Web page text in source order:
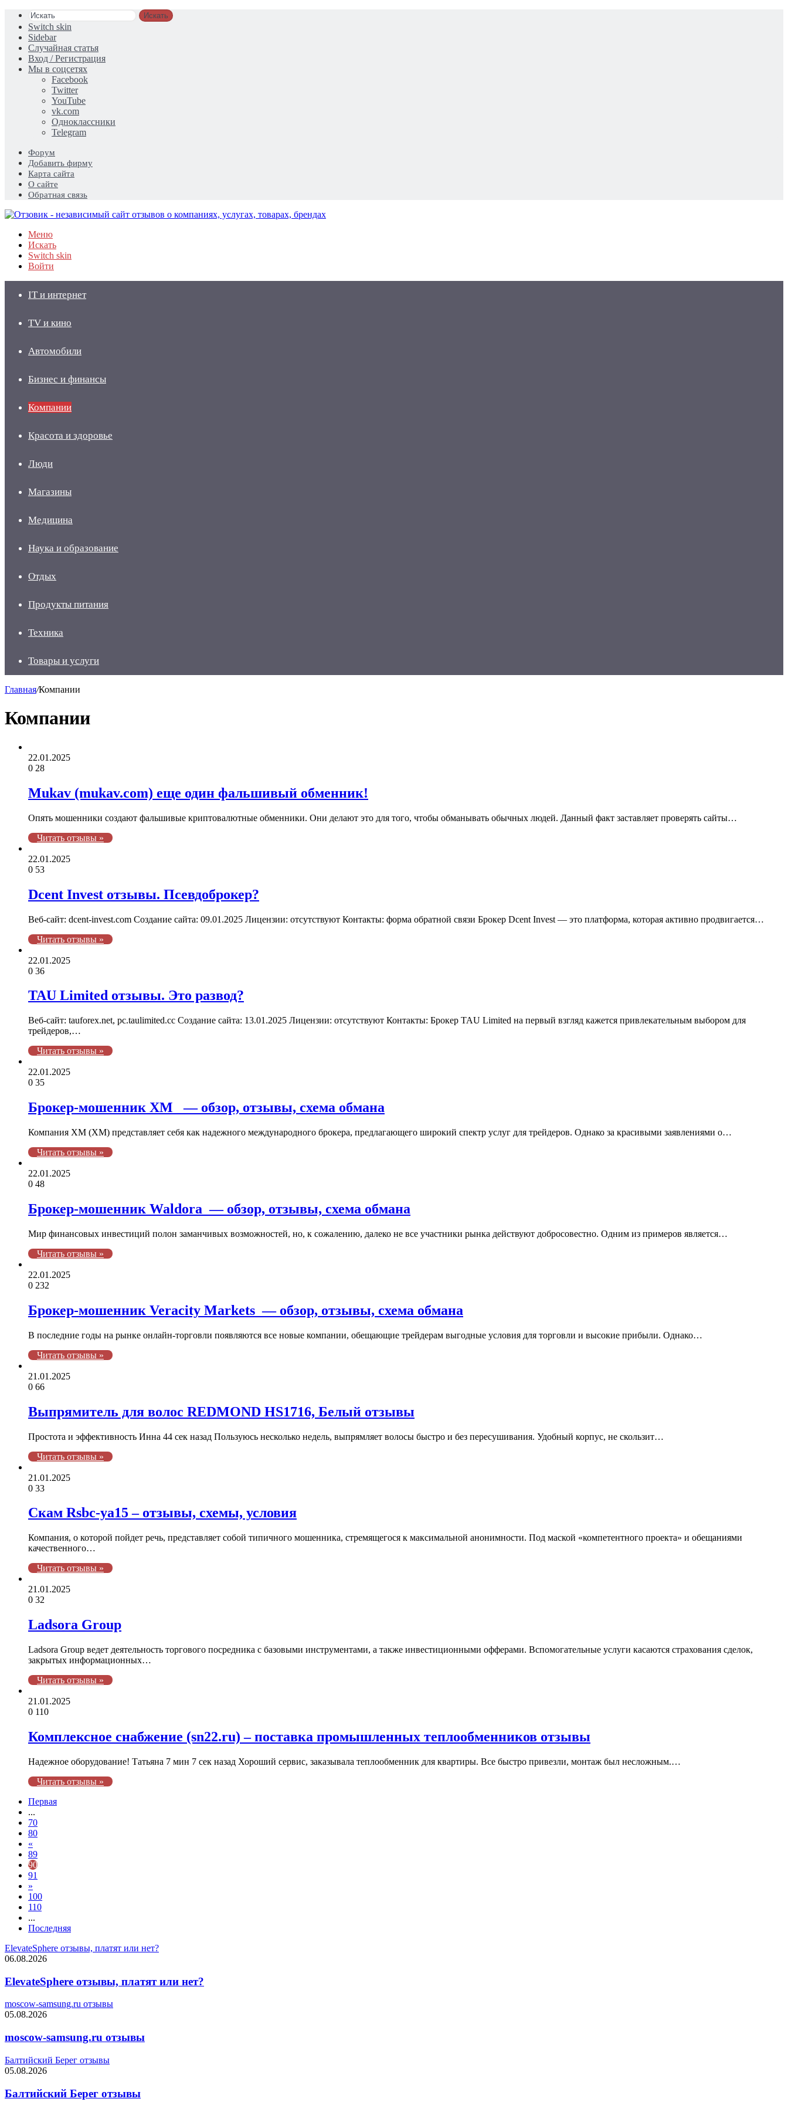
Искать
Switch skin
Sidebar
Случайная статья
Вход / Регистрация
Мы в соцсетях
Facebook
Twitter
YouTube
vk.com
Одноклассники
Telegram
Форум
Добавить фирму
Карта сайта
О сайте
Обратная связь
Меню
Искать
Switch skin
Войти
IT и интернет
TV и кино
Автомобили
Бизнес и финансы
Компании
Красота и здоровье
Люди
Магазины
Медицина
Наука и образование
Отдых
Продукты питания
Техника
Товары и услуги
Главная/Компании
Компании
22.01.2025
0 28
Mukav (mukav.com) еще один фальшивый обменник!
Опять мошенники создают фальшивые криптовалютные обменники. Они делают это для того, чтобы обманывать обычных людей. Данный факт заставляет проверять сайты…
Читать отзывы »
22.01.2025
0 53
Dcent Invest отзывы. Псевдоброкер?
Веб-сайт: dcent-invest.com Создание сайта: 09.01.2025 Лицензии: отсутствуют Контакты: форма обратной связи Брокер Dcent Invest — это платформа, которая активно продвигается…
Читать отзывы »
22.01.2025
0 36
TAU Limited отзывы. Это развод?
Веб-сайт: tauforex.net, pc.taulimited.cc Создание сайта: 13.01.2025 Лицензии: отсутствуют Контакты: Брокер TAU Limited на первый взгляд кажется привлекательным выбором для
трейдеров,…
Читать отзывы »
22.01.2025
0 35
Брокер-мошенник XM — обзор, отзывы, схема обмана
Компания XM (ХМ) представляет себя как надежного международного брокера, предлагающего широкий спектр услуг для трейдеров. Однако за красивыми заявлениями о…
Читать отзывы »
22.01.2025
0 48
Брокер-мошенник Waldora — обзор, отзывы, схема обмана
Мир финансовых инвестиций полон заманчивых возможностей, но, к сожалению, далеко не все участники рынка действуют добросовестно. Одним из примеров является…
Читать отзывы »
22.01.2025
0 232
Брокер-мошенник Veracity Markets — обзор, отзывы, схема обмана
В последние годы на рынке онлайн-торговли появляются все новые компании, обещающие трейдерам выгодные условия для торговли и высокие прибыли. Однако…
Читать отзывы »
21.01.2025
0 66
Выпрямитель для волос REDMOND HS1716, Белый отзывы
Простота и эффективность Инна 44 сек назад Пользуюсь несколько недель, выпрямляет волосы быстро и без пересушивания. Удобный корпус, не скользит…
Читать отзывы »
21.01.2025
0 33
Скам Rsbc-ya15 – отзывы, схемы, условия
Компания, о которой пойдет речь, представляет собой типичного мошенника, стремящегося к максимальной анонимности. Под маской «компетентного проекта» и обещаниями
качественного…
Читать отзывы »
21.01.2025
0 32
Ladsora Group
Ladsora Group ведет деятельность торгового посредника с базовыми инструментами, а также инвестиционными офферами. Вспомогательные услуги касаются страхования сделок,
закрытых информационных…
Читать отзывы »
21.01.2025
0 110
Комплексное снабжение (sn22.ru) – поставка промышленных теплообменников отзывы
Надежное оборудование! Татьяна 7 мин 7 сек назад Хороший сервис, заказывала теплообменник для квартиры. Все быстро привезли, монтаж был несложным.…
Читать отзывы »
Первая
...
70
80
«
89
90
91
»
100
110
...
Последняя
ElevateSphere отзывы, платят или нет?
06.08.2026
ElevateSphere отзывы, платят или нет?
moscow-samsung.ru отзывы
05.08.2026
moscow-samsung.ru отзывы
Балтийский Берег отзывы
05.08.2026
Балтийский Берег отзывы